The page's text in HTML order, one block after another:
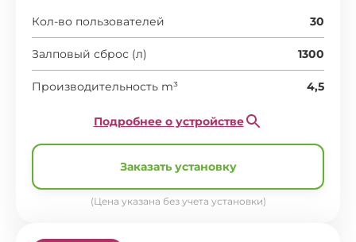
Кол-во пользователей 30
Залповый сброс (л) 1300
Производительность m³ 4,5
Подробнее о устройстве
Заказать установку
(Цена указана без учета установки)